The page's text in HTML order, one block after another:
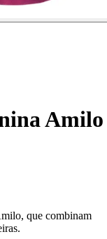
Amilo
que combinam